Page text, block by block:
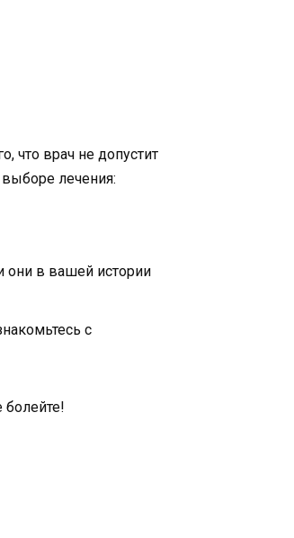
что врач не допустит
лечения:
они в вашей истории
с
болейте!